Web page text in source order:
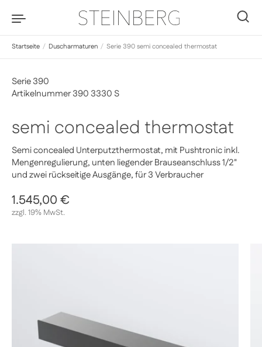
Startseite / Duscharmaturen / Serie 390 semi concealed thermostat
semi concealed thermostat
Semi concealed Unterputzthermostat, mit Pushtronic inkl.
Mengenregulierung, unten liegender Brauseanschluss 1/2"
und zwei rückseitige Ausgänge, für 3 Verbraucher
Serie 390
Artikelnummer 390 3330 S
Regulärer Preis
1.545,00 €
zzgl. 19% MwSt.